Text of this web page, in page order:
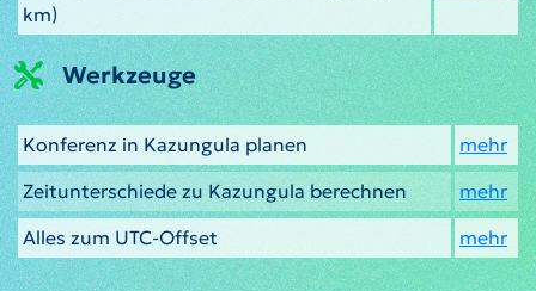
km)
Werkzeuge
Konferenz in Kazungula planen
mehr
Zeitunterschiede zu Kazungula berechnen
mehr
Alles zum UTC-Offset
mehr